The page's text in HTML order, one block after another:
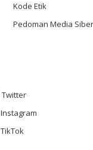
Kode Etik
Pedoman Media Siber
Twitter
Instagram
TikTok